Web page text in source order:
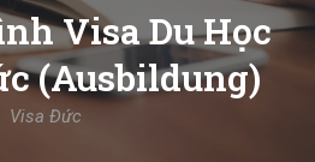
Visa Du Học
(Ausbildung)
Visa Đức